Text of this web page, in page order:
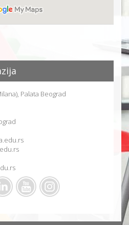
Palata Beograd